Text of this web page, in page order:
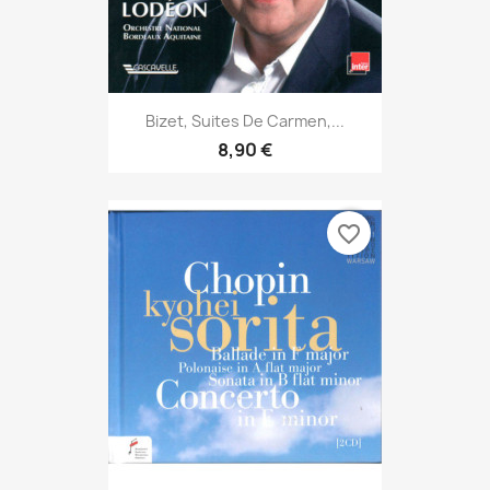
Bizet, Suites De Carmen,...
8,90 €
favorite_border